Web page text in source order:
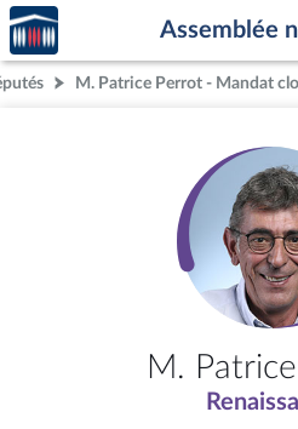
Aller au contenu
Aller en bas de la page
Accèder
à la
page
d'accueil
Assemblée
M.